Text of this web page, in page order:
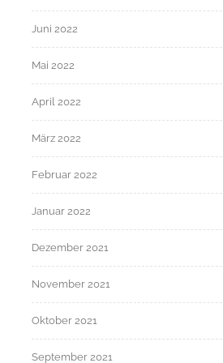
Juni 2022
Mai 2022
April 2022
März 2022
Februar 2022
Januar 2022
Dezember 2021
November 2021
Oktober 2021
September 2021